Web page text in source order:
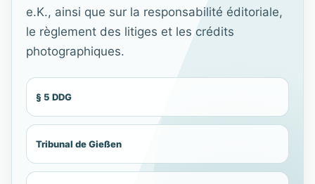
e.K., ainsi que sur la responsabilité éditoriale,
le règlement des litiges et les crédits
photographiques.
§ 5 DDG
Tribunal de Gießen